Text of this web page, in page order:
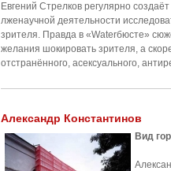
Евгений Стрелков регулярно
лженаучной деятельности
зрителя. Правда в «Waterбюсте»
желания шокировать зрителя, а
отстранённого, асексуального,
Александр Константинов
Вид